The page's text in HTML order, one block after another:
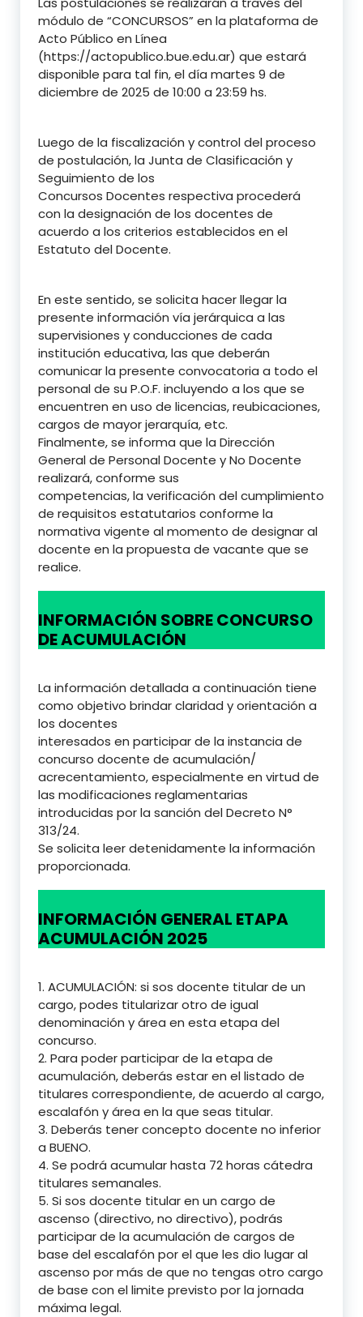
módulo de “CONCURSOS” en la plataforma de
Acto Público en Línea
(https://actopublico.bue.edu.ar) que estará
disponible para tal fin, el día martes 9 de
diciembre de 2025 de 10:00 a 23:59 hs.
Luego de la fiscalización y control del proceso
de postulación, la Junta de Clasificación y
Seguimiento de los
Concursos Docentes respectiva procederá
con la designación de los docentes de
acuerdo a los criterios establecidos en el
Estatuto del Docente.
En este sentido, se solicita hacer llegar la
presente información vía jerárquica a las
supervisiones y conducciones de cada
institución educativa, las que deberán
comunicar la presente convocatoria a todo el
personal de su P.O.F. incluyendo a los que se
encuentren en uso de licencias, reubicaciones,
cargos de mayor jerarquía, etc.
Finalmente, se informa que la Dirección
General de Personal Docente y No Docente
realizará, conforme sus
competencias, la verificación del cumplimiento
de requisitos estatutarios conforme la
normativa vigente al momento de designar al
docente en la propuesta de vacante que se
realice.
INFORMACIÓN SOBRE CONCURSO
DE ACUMULACIÓN
La información detallada a continuación tiene
como objetivo brindar claridad y orientación a
los docentes
interesados en participar de la instancia de
concurso docente de acumulación/
acrecentamiento, especialmente en virtud de
las modificaciones reglamentarias
introducidas por la sanción del Decreto N°
313/24.
Se solicita leer detenidamente la información
proporcionada.
INFORMACIÓN GENERAL ETAPA
ACUMULACIÓN 2025
1. ACUMULACIÓN: si sos docente titular de un
cargo, podes titularizar otro de igual
denominación y área en esta etapa del
concurso.
2. Para poder participar de la etapa de
acumulación, deberás estar en el listado de
titulares correspondiente, de acuerdo al cargo,
escalafón y área en la que seas titular.
3. Deberás tener concepto docente no inferior
a BUENO.
4. Se podrá acumular hasta 72 horas cátedra
titulares semanales.
5. Si sos docente titular en un cargo de
ascenso (directivo, no directivo), podrás
participar de la acumulación de cargos de
base del escalafón por el que les dio lugar al
ascenso por más de que no tengas otro cargo
de base con el limite previsto por la jornada
máxima legal.